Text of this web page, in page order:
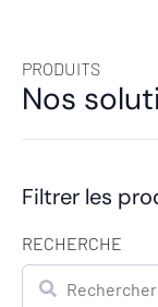
PRODUITS
Nos
Filtrer les
RECHERCHE
Rechercher